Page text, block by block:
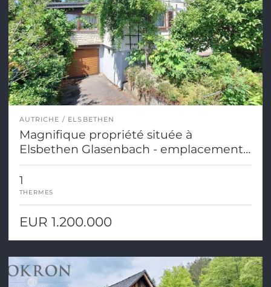
AUTRICHE ELSBETHEN
Magnifique propriété située à
Elsbethen Glasenbach - emplacement
calme
1
THERMES
EUR 1.200.000